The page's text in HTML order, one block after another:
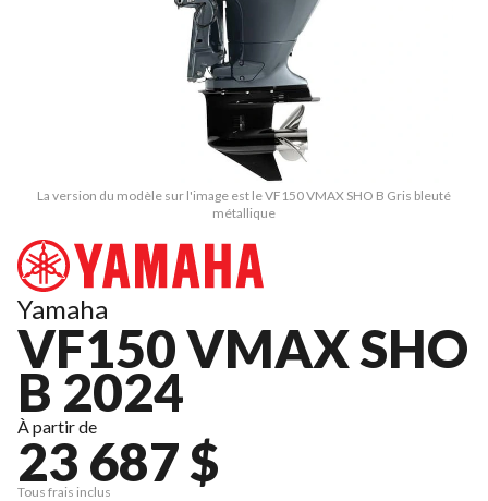
La version du modèle sur l'image est le VF150 VMAX SHO B Gris bleuté
métallique
Yamaha
VF150 VMAX SHO
B 2024
À partir de
23 687 $
Tous frais inclus